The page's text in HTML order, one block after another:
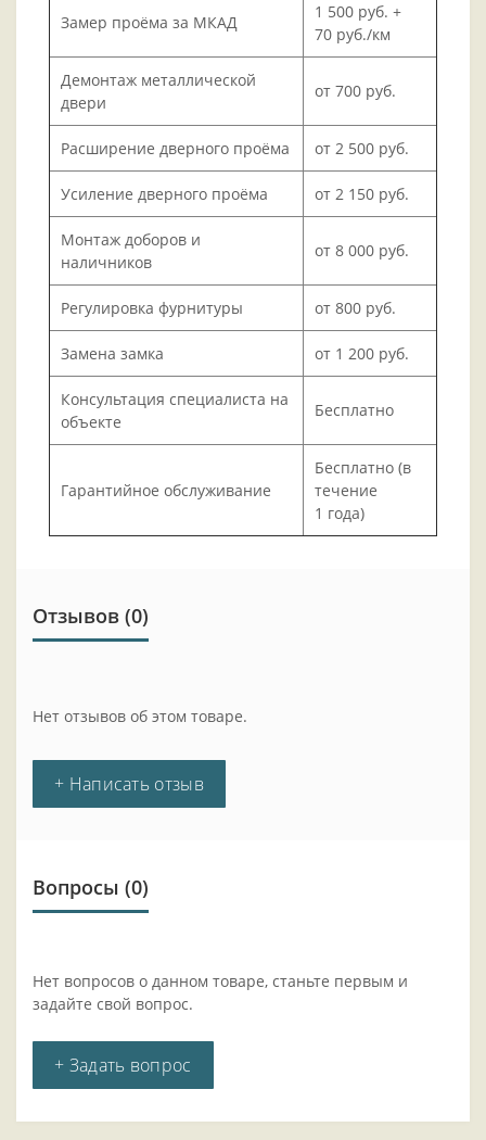
Замер проёма за МКАД
1 500 руб. +
70 руб./км
Демонтаж металлической
двери
от 700 руб.
Расширение дверного проёма от 2 500 руб.
Усиление дверного проёма от 2 150 руб.
Монтаж доборов и
наличников
от 8 000 руб.
Регулировка фурнитуры от 800 руб.
Замена замка от 1 200 руб.
Консультация специалиста на
объекте
Бесплатно
Гарантийное обслуживание
Бесплатно (в
течение
1 года)
Отзывов (0)
Нет отзывов об этом товаре.
+ Написать отзыв
Вопросы (0)
Нет вопросов о данном товаре, станьте первым и
задайте свой вопрос.
+ Задать вопрос